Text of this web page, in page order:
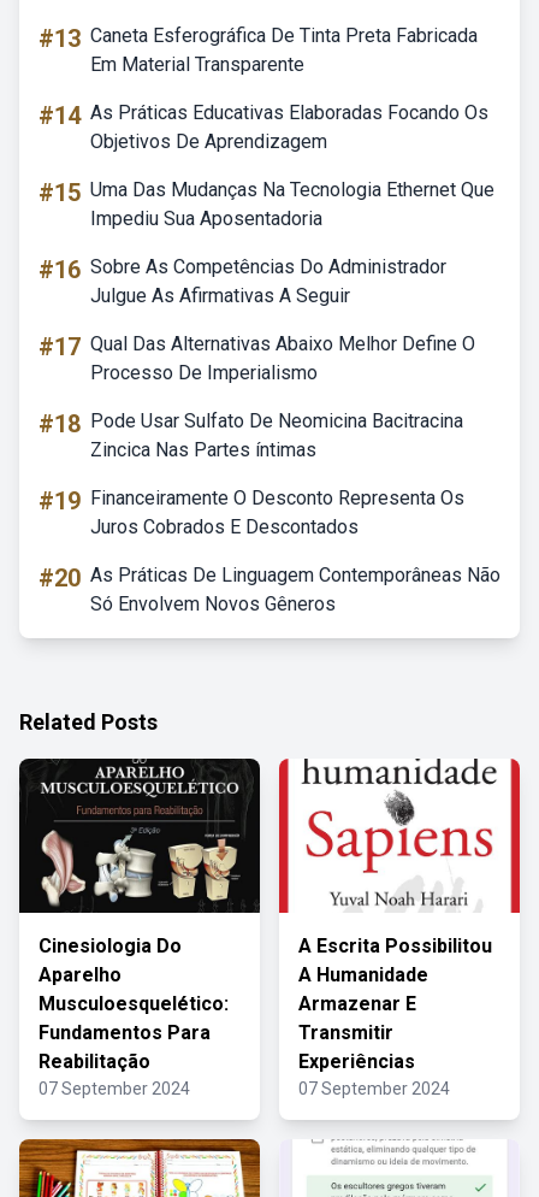
#13 Caneta Esferográfica De Tinta Preta Fabricada
Em Material Transparente
#14 As Práticas Educativas Elaboradas Focando Os
Objetivos De Aprendizagem
#15 Uma Das Mudanças Na Tecnologia Ethernet Que
Impediu Sua Aposentadoria
#16 Sobre As Competências Do Administrador
Julgue As Afirmativas A Seguir
#17 Qual Das Alternativas Abaixo Melhor Define O
Processo De Imperialismo
#18 Pode Usar Sulfato De Neomicina Bacitracina
Zincica Nas Partes íntimas
#19 Financeiramente O Desconto Representa Os
Juros Cobrados E Descontados
#20 As Práticas De Linguagem Contemporâneas Não
Só Envolvem Novos Gêneros
Related Posts
Cinesiologia Do
Aparelho
Musculoesquelético:
Fundamentos Para
Reabilitação
07 September 2024
A Escrita Possibilitou
A Humanidade
Armazenar E
Transmitir
Experiências
07 September 2024